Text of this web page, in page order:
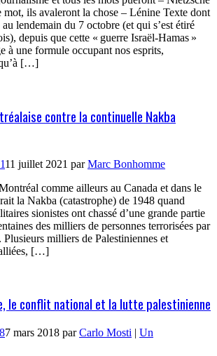
mot, ils avaleront la chose – Lénine Texte dont
lendemain du 7 octobre (et qui s’est étiré
depuis que cette « guerre Israël-Hamas »
à une formule occupant nos esprits,
[…]
contre la continuelle Nakba
11 juillet 2021 parMarc Bonhomme
comme ailleurs au Canada et dans le
la Nakba (catastrophe) de 1948 quand
sionistes ont chassé d’une grande partie
des milliers de personnes terrorisées par
Plusieurs milliers de Palestiniennes et
alliées, […]
le conflit national et la lutte palestinienne
7 mars 2018 parCarlo Mosti | Un